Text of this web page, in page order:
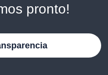
pronto!